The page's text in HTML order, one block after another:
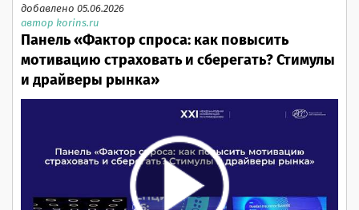
добавлено 05.06.2026
автор korins.ru
Панель «Фактор спроса: как повысить
мотивацию страховать и сберегать? Стимулы
и драйверы рынка»